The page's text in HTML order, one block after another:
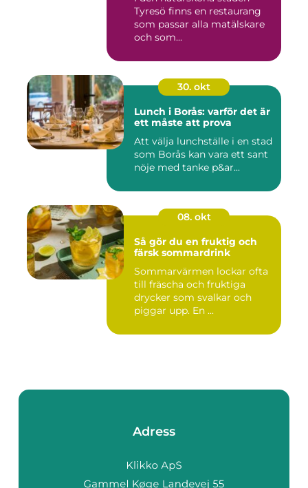
Tyresö finns en restaurang
som passar alla matälskare
och som...
30. okt
Lunch i Borås: varför det är
ett måste att prova
Att välja lunchställe i en stad
som Borås kan vara ett sant
nöje med tanke p&ar...
08. okt
Så gör du en fruktig och
färsk sommardrink
Sommarvärmen lockar ofta
till fräscha och fruktiga
drycker som svalkar och
piggar upp. En ...
Adress